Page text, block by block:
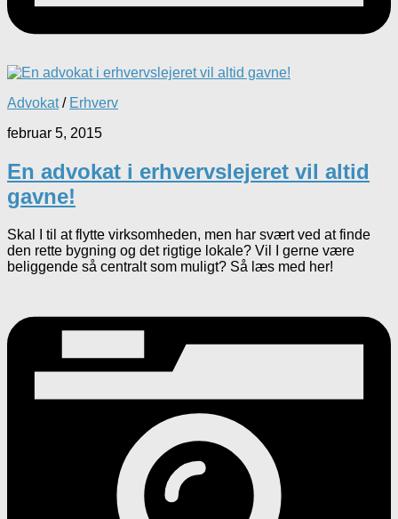
Advokat/ Erhverv
februar 5, 2015
En advokat i erhvervslejeret vil altid
gavne!
Skal I til at flytte virksomheden, men har svært ved at finde
den rette bygning og det rigtige lokale? Vil I gerne være
beliggende så centralt som muligt? Så læs med her!